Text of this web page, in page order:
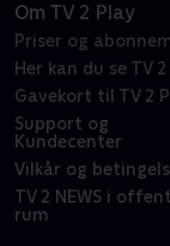
Om TV 2 Play
Priser og
Her kan du se TV
Gavekort til TV 2
Support og
Kundecenter
Vilkår og
TV 2 NEWS i
rum